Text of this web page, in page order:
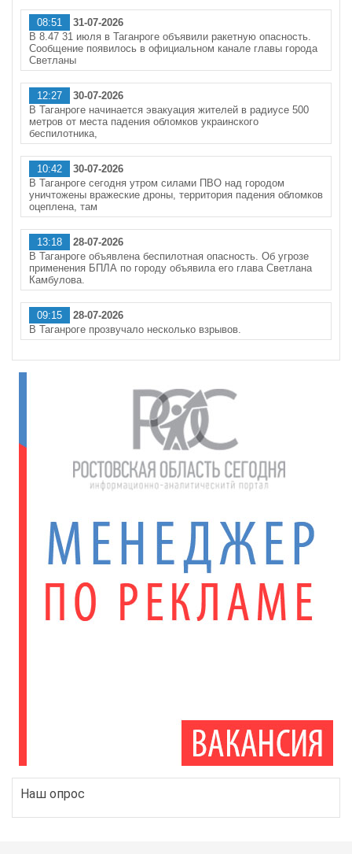
08:51
31-07-2026
В 8.47 31 июля в Таганроге объявили ракетную опасность.
Сообщение появилось в официальном канале главы города
Светланы
12:27
30-07-2026
В Таганроге начинается эвакуация жителей в радиусе 500
метров от места падения обломков украинского
беспилотника,
10:42
30-07-2026
В Таганроге сегодня утром силами ПВО над городом
уничтожены вражеские дроны, территория падения обломков
оцеплена, там
13:18
28-07-2026
В Таганроге объявлена беспилотная опасность. Об угрозе
применения БПЛА по городу объявила его глава Светлана
Камбулова.
09:15
28-07-2026
В Таганроге прозвучало несколько взрывов.
Наш опрос